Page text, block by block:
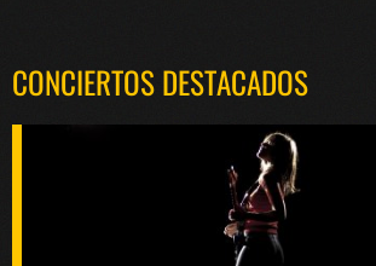
CONCIERTOS DESTACADOS